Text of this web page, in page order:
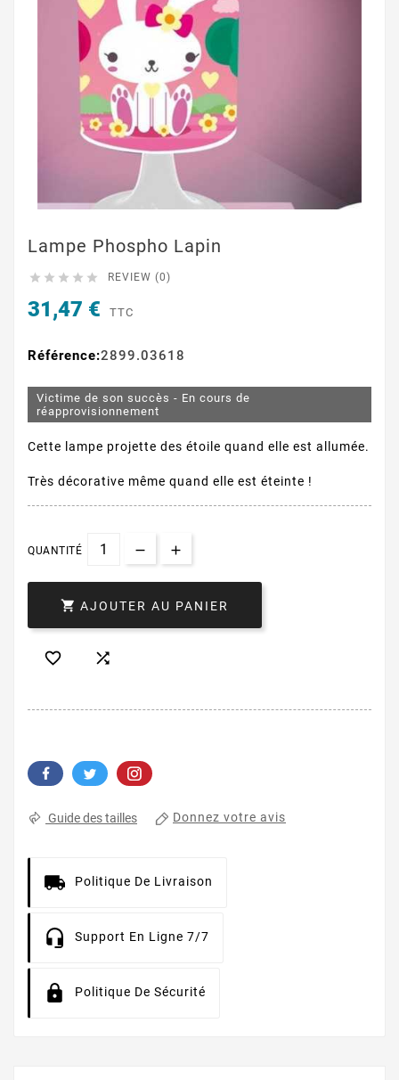
Lampe Phospho Lapin
     REVIEW (0)
31,47 € TTC
Référence:2899.03618
Victime de son succès - En cours de
réapprovisionnement
Cette lampe projette des étoile quand elle est allumée.
Très décorative même quand elle est éteinte !
QUANTITÉ
 AJOUTER AU PANIER
 
Guide des tailles Donnez votre avis
Politique De Livraison
Support En Ligne 7/7
Politique De Sécurité